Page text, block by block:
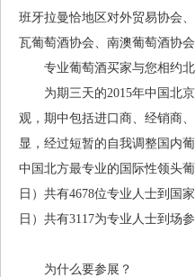
班牙拉曼恰地区对外贸易协会
瓦葡萄酒协会、南澳葡萄酒协
专业葡萄酒买家与您相约
为期三天的2015年中国北京
观，期中包括进口商、经销商
显，经过短暂的自我调整国内
中国北方最专业的国际性领头
日）共有4678位专业人士到国
日）共有3117为专业人士到场参
为什么要参展？